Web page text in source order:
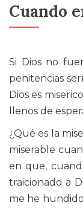
Cuando
Si Dios no
penitencias
Dios es
llenos de
¿Qué es la
miserable
en que,
traicionado a
me he